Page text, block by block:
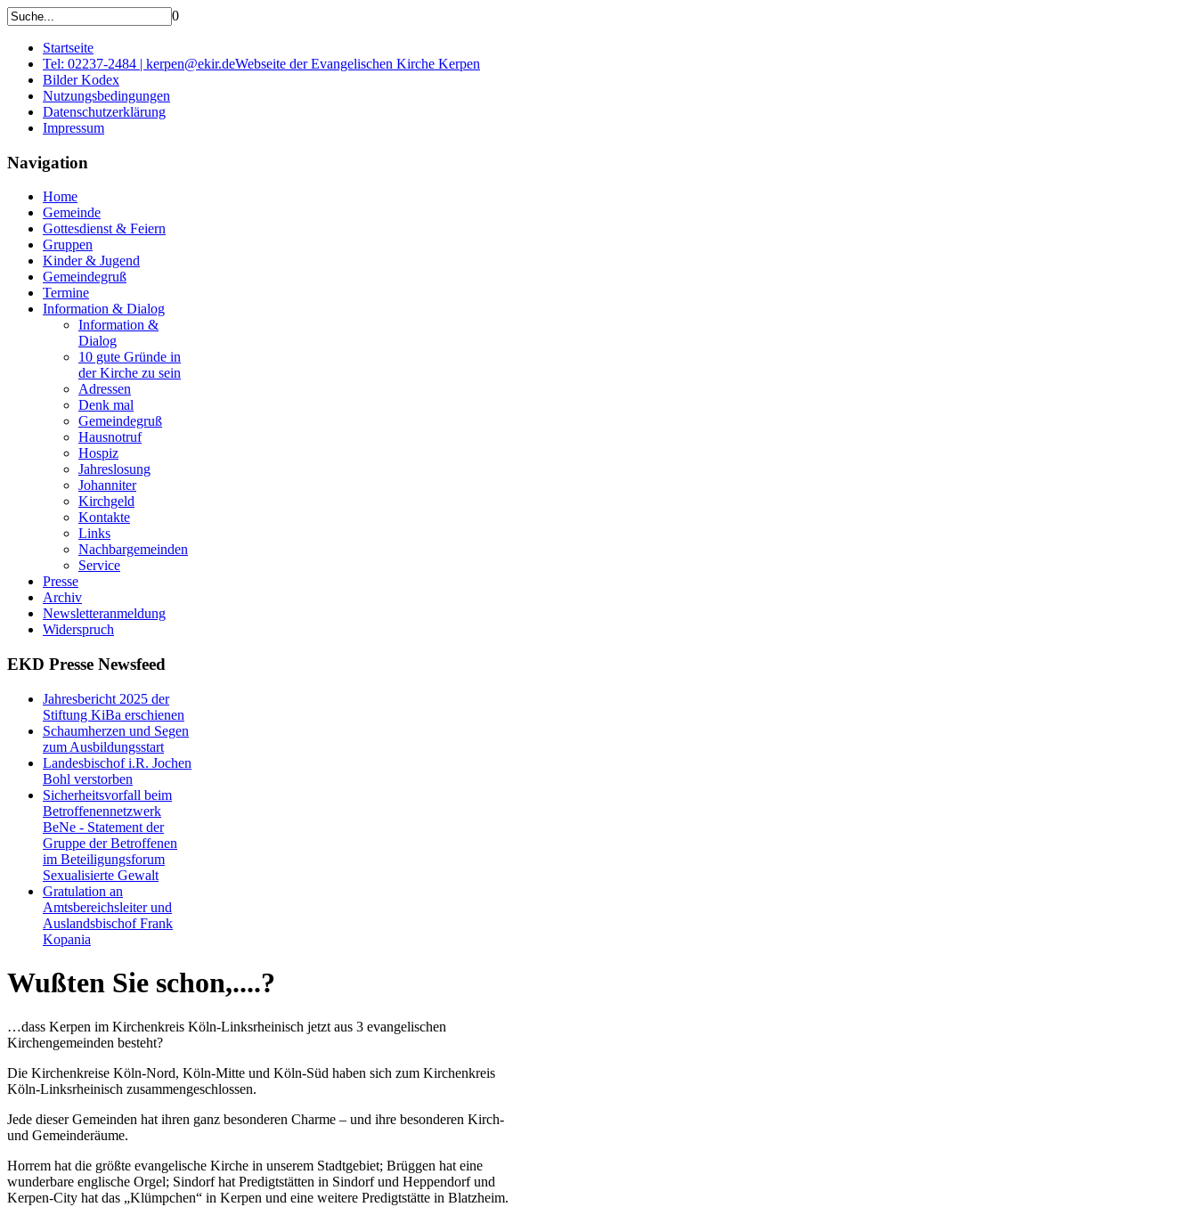
0
Startseite
Tel: 02237-2484 | kerpen@ekir.deWebseite der Evangelischen Kirche Kerpen
Bilder Kodex
Nutzungsbedingungen
Datenschutzerklärung
Impressum
Navigation
Home
Gemeinde
Gottesdienst & Feiern
Gruppen
Kinder & Jugend
Gemeindegruß
Termine
Information & Dialog
Information &
Dialog
10 gute Gründe in
der Kirche zu sein
Adressen
Denk mal
Gemeindegruß
Hausnotruf
Hospiz
Jahreslosung
Johanniter
Kirchgeld
Kontakte
Links
Nachbargemeinden
Service
Presse
Archiv
Newsletteranmeldung
Widerspruch
EKD Presse Newsfeed
Jahresbericht 2025 der
Stiftung KiBa erschienen
Schaumherzen und Segen
zum Ausbildungsstart
Landesbischof i.R. Jochen
Bohl verstorben
Sicherheitsvorfall beim
Betroffenennetzwerk
BeNe - Statement der
Gruppe der Betroffenen
im Beteiligungsforum
Sexualisierte Gewalt
Gratulation an
Amtsbereichsleiter und
Auslandsbischof Frank
Kopania
Wußten Sie schon,....?
…dass Kerpen im Kirchenkreis Köln-Linksrheinisch jetzt aus 3 evangelischen
Kirchengemeinden besteht?
Die Kirchenkreise Köln-Nord, Köln-Mitte und Köln-Süd haben sich zum Kirchenkreis
Köln-Linksrheinisch zusammengeschlossen.
Jede dieser Gemeinden hat ihren ganz besonderen Charme – und ihre besonderen Kirch-
und Gemeinderäume.
Horrem hat die größte evangelische Kirche in unserem Stadtgebiet; Brüggen hat eine
wunderbare englische Orgel; Sindorf hat Predigtstätten in Sindorf und Heppendorf und
Kerpen-City hat das „Klümpchen“ in Kerpen und eine weitere Predigtstätte in Blatzheim.